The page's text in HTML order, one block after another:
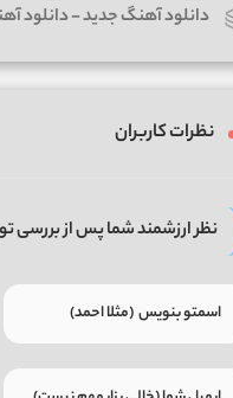
دانلود آهنگ جدید-دانلود
نظرات کاربران
نظر ارزشمند شما پس از